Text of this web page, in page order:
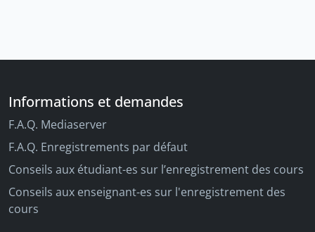
Informations et demandes
F.A.Q. Mediaserver
F.A.Q. Enregistrements par défaut
Conseils aux étudiant-es sur l’enregistrement des cours
Conseils aux enseignant-es sur l'enregistrement des
cours